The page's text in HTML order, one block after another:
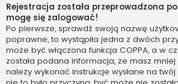
Rejestracja została przeprowadzona
mogę się zalogować!
Po pierwsze, sprawdź swoją nazwę
poprawne, to wystąpiła jedna z dwóch
może być włączona funkcja COPPA, a w
została podana informacja, że masz mniej
należy wykonać instrukcje wysłane na